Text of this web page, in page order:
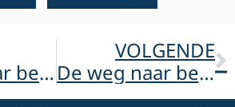
De weg naar behandeling 1
VOLGENDE
De weg naar behandeling 3